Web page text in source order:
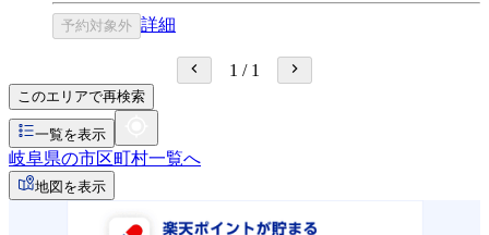
予約対象外 詳細
1 / 1
このエリアで再検索
一覧を表示
岐阜県の市区町村一覧へ
地図を表示